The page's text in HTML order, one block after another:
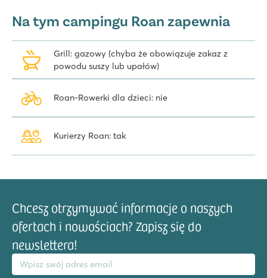
Na tym campingu Roan zapewnia
Grill: gazowy (chyba że obowiązuje zakaz z
powodu suszy lub upałów)
Roan-Rowerki dla dzieci: nie
Kurierzy Roan: tak
Chcesz otrzymywać informacje o naszych
ofertach i nowościach? Zapisz się do
newslettera!
email